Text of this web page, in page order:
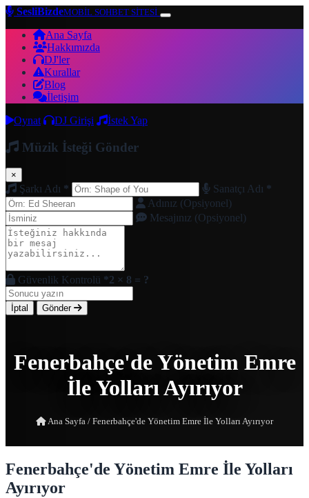
SesliBizdeMOBİL SOHBET SİTESİ
Ana Sayfa
Hakkımızda
DJ'ler
Kurallar
Blog
İletişim
Oynat
DJ Girişi İstek Yap
Müzik İsteği Gönder
×
Şarkı Adı * Sanatçı Adı *
Adınız (Opsiyonel)
Mesajınız (Opsiyonel)
Güvenlik Kontrolü *2 × 8 = ?
İptal Gönder
Fenerbahçe'de Yönetim Emre
İle Yolları Ayırıyor
Ana Sayfa / Fenerbahçe'de Yönetim Emre İle Yolları Ayırıyor
Fenerbahçe'de Yönetim Emre İle Yolları
Ayırıyor